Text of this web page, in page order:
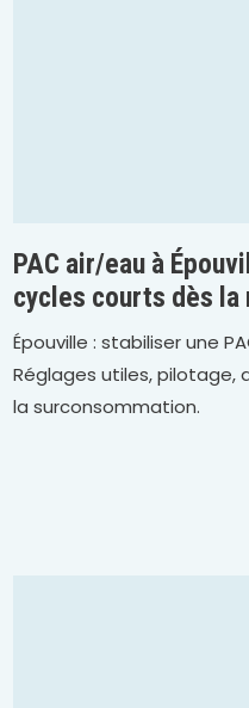
PAC air/eau à
cycles courts dès la
Épouville : stabiliser une
Réglages utiles, pilotage,
la surconsommation.